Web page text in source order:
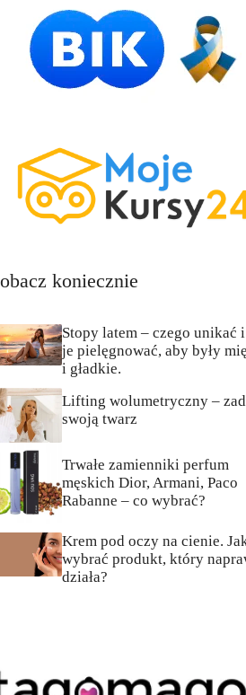
koniecznie
Stopy latem – czego unikać
je pielęgnować, aby były
i gładkie.
Lifting wolumetryczny –
swoją twarz
Trwałe zamienniki perfum
męskich Dior, Armani, Paco
Rabanne – co wybrać?
Krem pod oczy na cienie.
wybrać produkt, który
działa?